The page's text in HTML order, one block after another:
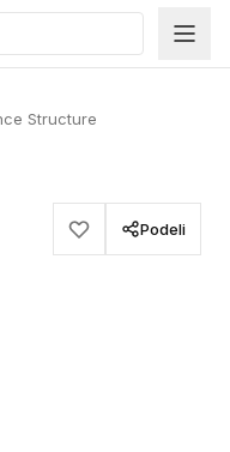
Structure
Podeli